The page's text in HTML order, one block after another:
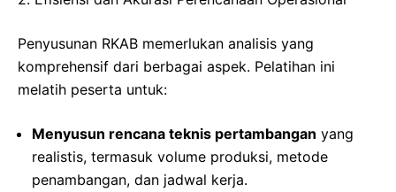
Penyusunan RKAB memerlukan analisis yang
komprehensif dari berbagai aspek. Pelatihan ini
melatih peserta untuk:
Menyusun rencana teknis pertambangan yang
realistis, termasuk volume produksi, metode
penambangan, dan jadwal kerja.